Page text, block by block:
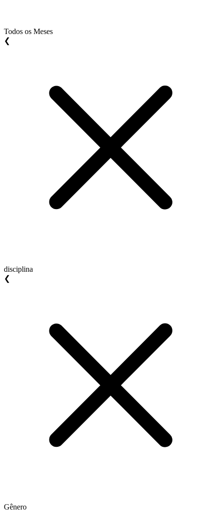
Todos os Meses
❮
disciplina
❮
Gênero